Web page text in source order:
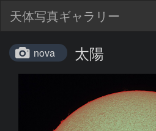
天体写真ギャラリー
nova 太陽